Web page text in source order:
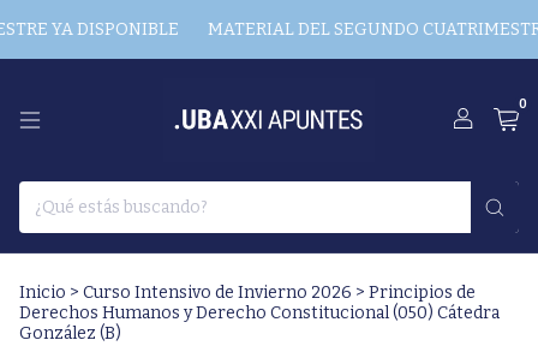
YA DISPONIBLE MATERIAL DEL SEGUNDO
0
Inicio > Curso Intensivo de Invierno 2026 > Principios de
Derechos Humanos y Derecho Constitucional (050) Cátedra
González (B)